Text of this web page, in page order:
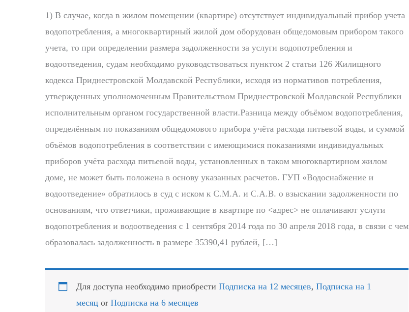
1) В случае, когда в жилом помещении (квартире) отсутствует индивидуальный прибор учета
водопотребления, а многоквартирный жилой дом оборудован общедомовым прибором такого
учета, то при определении размера задолженности за услуги водопотребления и
водоотведения, судам необходимо руководствоваться пунктом 2 статьи 126 Жилищного
кодекса Приднестровской Молдавской Республики, исходя из нормативов потребления,
утвержденных уполномоченным Правительством Приднестровской Молдавской Республики
исполнительным органом государственной власти.Разница между объёмом водопотребления,
определённым по показаниям общедомового прибора учёта расхода питьевой воды, и суммой
объёмов водопотребления в соответствии с имеющимися показаниями индивидуальных
приборов учёта расхода питьевой воды, установленных в таком многоквартирном жилом
доме, не может быть положена в основу указанных расчетов. ГУП «Водоснабжение и
водоотведение» обратилось в суд с иском к С.М.А. и С.А.В. о взыскании задолженности по
основаниям, что ответчики, проживающие в квартире по <адрес> не оплачивают услуги
водопотребления и водоотведения с 1 сентября 2014 года по 30 апреля 2018 года, в связи с чем
образовалась задолженность в размере 35390,41 рублей, […]
Для доступа необходимо приобрести Подписка на 12 месяцев, Подписка на 1
месяц or Подписка на 6 месяцев